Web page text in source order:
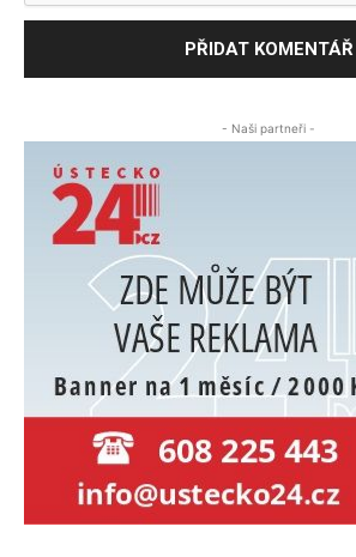
- Naši partneři -